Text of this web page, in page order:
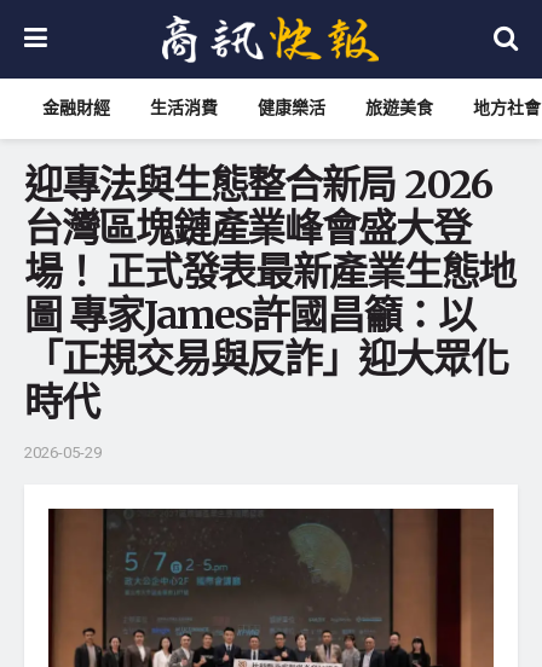
金融財經 生活消費 健康樂活 旅遊美食 地方社會
迎專法與生態整合新局 2026
台灣區塊鏈產業峰會盛大登
場！ 正式發表最新產業生態地
圖 專家James許國昌籲：以
「正規交易與反詐」迎大眾化
時代
2026-05-29